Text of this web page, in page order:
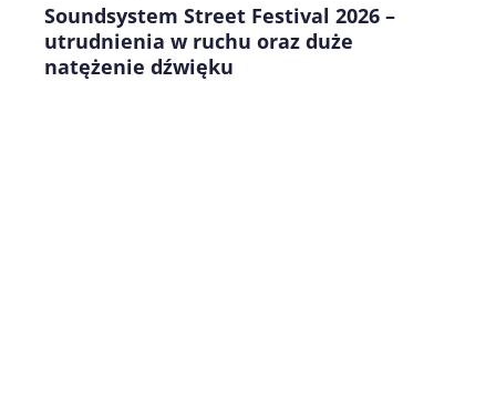
Soundsystem Street Festival 2026 –
utrudnienia w ruchu oraz duże
natężenie dźwięku